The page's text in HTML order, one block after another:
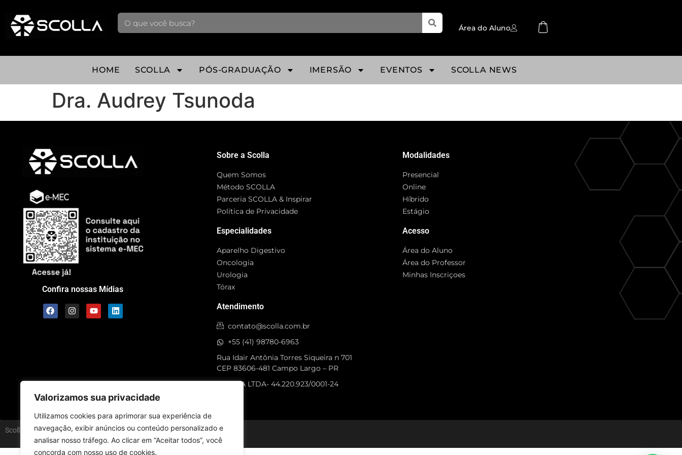
Valorizamos sua privacidade
Utilizamos cookies para aprimorar sua experiência de
navegação, exibir anúncios ou conteúdo personalizado e
analisar nosso tráfego. Ao clicar em “Aceitar todos”, você
concorda com nosso uso de cookies.
Área do Aluno
HOME SCOLLA PÓS-GRADUAÇÃO IMERSÃO EVENTOS SCOLLA NEWS
Dra. Audrey Tsunoda
Confira nossas Mídias
Sobre a Scolla
Quem Somos
Método SCOLLA
Parceria SCOLLA & Inspirar
Política de Privacidade
Especialidades
Aparelho Digestivo
Oncologia
Urologia
Tórax
Atendimento
contato@scolla.com.br
+55 (41) 98780-6963
Rua Idair Antônia Torres Siqueira n 701
CEP 83606-481 Campo Largo – PR
SCOLLA LTDA- 44.220.923/0001-24
Modalidades
Presencial
Online
Híbrido
Estágio
Acesso
Área do Aluno
Área do Professor
Minhas Inscriçoes
Scolla © – Todos os Direitos Reservados